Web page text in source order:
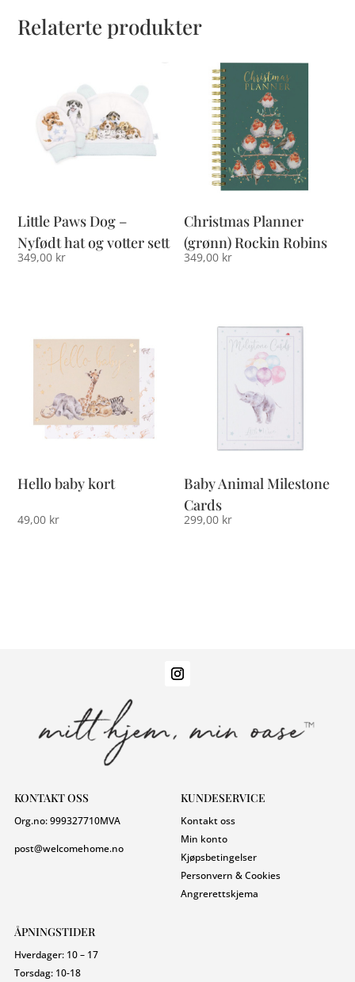
Relaterte produkter
Little Paws Dog –
Nyfødt hat og votter sett
349,00 kr
Christmas Planner
(grønn) Rockin Robins
349,00 kr
Hello baby kort
49,00 kr
Baby Animal Milestone
Cards
299,00 kr
KONTAKT OSS
Org.no:999327710MVA
post@welcomehome.no
KUNDESERVICE
Kontakt oss
Min konto
Kjøpsbetingelser
Personvern & Cookies
Angrerettskjema
ÅPNINGSTIDER
Hverdager: 10 – 17
Torsdag: 10-18